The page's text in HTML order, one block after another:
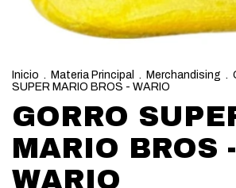
Inicio . Materia Principal . Merchandising .
SUPER MARIO BROS - WARIO
GORRO
MARIO BROS -
WARIO